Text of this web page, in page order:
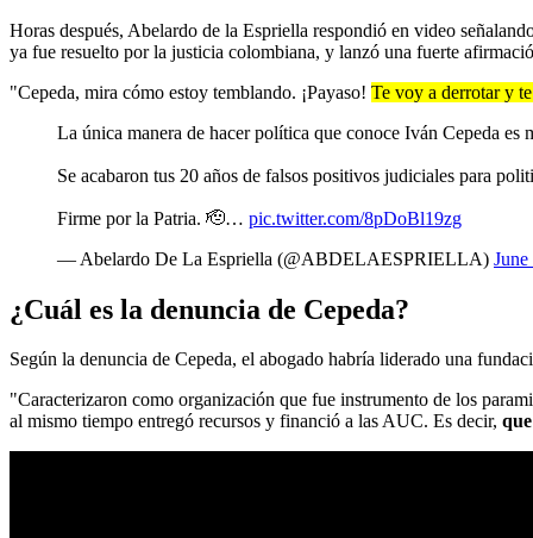
Horas después, Abelardo de la Espriella respondió en video
ya fue resuelto por la justicia colombiana, y lanzó una fuerte
"Cepeda, mira cómo estoy temblando. ¡Payaso! Te voy a derrotar y
La única manera de hacer política que conoce Iván Cepeda es
Se acabaron tus 20 años de falsos positivos judiciales para
Firme por la Patria. 🫡… pic.twitter.com/8pDoBl19zg
— Abelardo De La Espriella (@ABDELAESPRIELLA)
¿Cuál es la denuncia de Cepeda?
Según la denuncia de Cepeda, el abogado habría liderado una
"Caracterizaron como organización que fue instrumento de los
al mismo tiempo entregó recursos y financió a las AUC. Es decir,